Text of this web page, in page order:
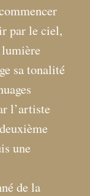
par le ciel,
sa tonalité
l’artiste
une
de la